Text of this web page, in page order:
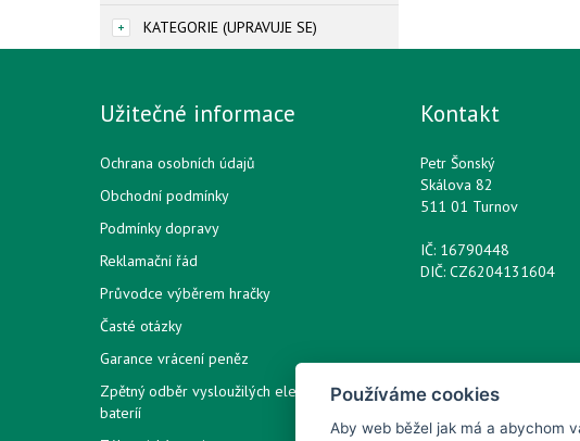
KATEGORIE (UPRAVUJE SE)
Užitečné informace
Ochrana osobních údajů
Obchodní podmínky
Podmínky dopravy
Reklamační řád
Průvodce výběrem hračky
Časté otázky
Garance vrácení peněz
Zpětný odběr vysloužilých elektrozařízení /
bateríí
Kontakt
Petr Šonský
Skálova 82
511 01 Turnov
IČ: 16790448
DIČ: CZ6204131604
Používáme cookies
Aby web běžel jak má a abychom